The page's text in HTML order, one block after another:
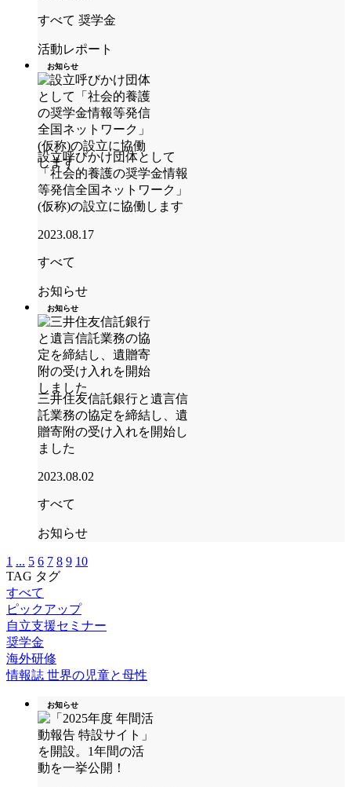
すべて 奨学金
活動レポート
お知らせ
設立呼びかけ団体として
「社会的養護の奨学金情報
等発信全国ネットワーク」
(仮称)の設立に協働します
2023.08.17
すべて
お知らせ
お知らせ
三井住友信託銀行と遺言信
託業務の協定を締結し、遺
贈寄附の受け入れを開始し
ました
2023.08.02
すべて
お知らせ
1 ... 5 6 7 8 9 10
TAG タグ
すべて
ピックアップ
自立支援セミナー
奨学金
海外研修
情報誌 世界の児童と母性
お知らせ